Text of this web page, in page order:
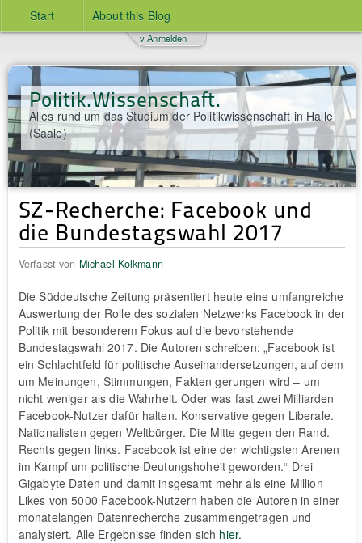
Start About this Blog
Politik.Wissenschaft.
Alles rund um das Studium der Politikwissenschaft in Halle
(Saale)
v Anmelden
SZ-Recherche: Facebook und
die Bundestagswahl 2017
Verfasst von Michael Kolkmann
Die Süddeutsche Zeitung präsentiert heute eine umfangreiche
Auswertung der Rolle des sozialen Netzwerks Facebook in der
Politik mit besonderem Fokus auf die bevorstehende
Bundestagswahl 2017. Die Autoren schreiben: „Facebook ist
ein Schlachtfeld für politische Auseinandersetzungen, auf dem
um Meinungen, Stimmungen, Fakten gerungen wird – um
nicht weniger als die Wahrheit. Oder was fast zwei Milliarden
Facebook-Nutzer dafür halten. Konservative gegen Liberale.
Nationalisten gegen Weltbürger. Die Mitte gegen den Rand.
Rechts gegen links. Facebook ist eine der wichtigsten Arenen
im Kampf um politische Deutungshoheit geworden.“ Drei
Gigabyte Daten und damit insgesamt mehr als eine Million
Likes von 5000 Facebook-Nutzern haben die Autoren in einer
monatelangen Datenrecherche zusammengetragen und
analysiert. Alle Ergebnisse finden sich hier.